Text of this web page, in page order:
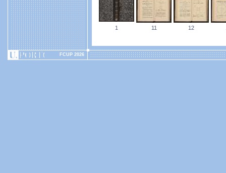
1 11 12
FCUP 2026